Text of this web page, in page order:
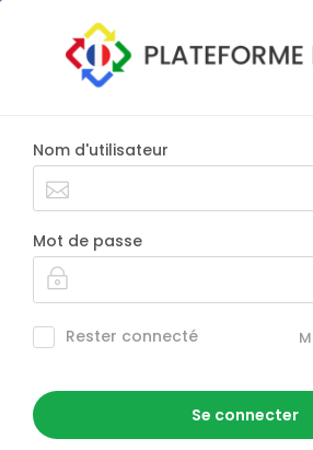
Nom d'utilisateur
Mot de passe
Rester connecté
Se connecter